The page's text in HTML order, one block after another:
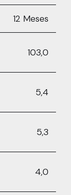
12 Meses
103,0
5,4
5,3
4,0